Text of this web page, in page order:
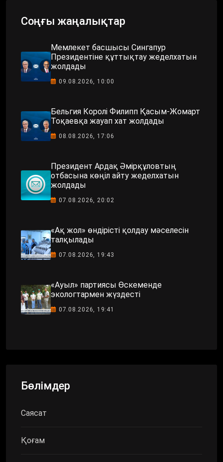
Соңғы жаңалықтар
Мемлекет басшысы Сингапур
Президентіне құттықтау жеделхатын
жолдады
09.08.2026, 10:00
Бельгия Королі Филипп Қасым-Жомарт
Тоқаевқа жауап хат жолдады
08.08.2026, 17:06
Президент Ардақ Әмірқұловтың
отбасына көңіл айту жеделхатын
жолдады
07.08.2026, 20:02
«Ақ жол» өндірісті қолдау мәселесін
талқылады
07.08.2026, 19:43
«Ауыл» партиясы Өскеменде
экологтармен жүздесті
07.08.2026, 19:41
Бөлімдер
Саясат
Қоғам